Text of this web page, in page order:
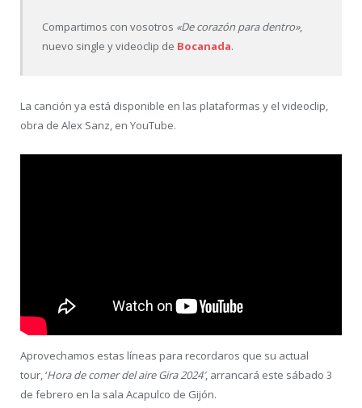
Compartimos con vosotros «De corazón para dentro»,
nuevo single y videoclip de Bocanada.
La canción ya está disponible en las plataformas y el videoclip,
obra de Alex Sanz, en YouTube.
Aprovechamos estas líneas para recordaros que su actual
tour, ‘Hora de comer del aire Gira 2024′, arrancará este sábado 3
de febrero en la sala Acapulco de Gijón.